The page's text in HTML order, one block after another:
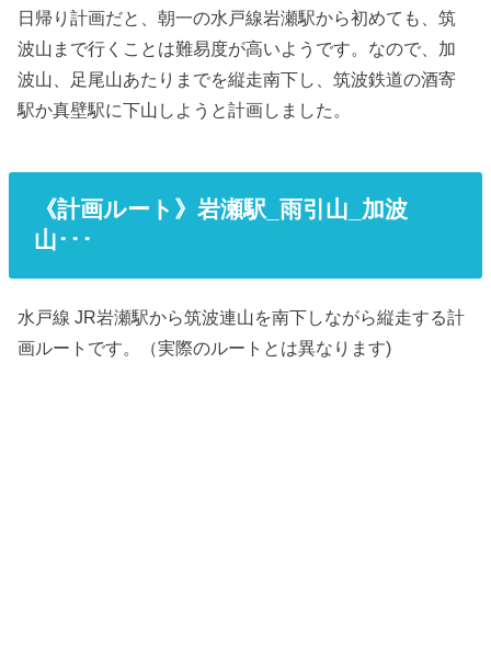
日帰り計画だと、朝一の水戸線岩瀬駅から初めても、筑
波山まで行くことは難易度が高いようです。なので、加
波山、足尾山あたりまでを縦走南下し、筑波鉄道の酒寄
駅か真壁駅に下山しようと計画しました。
《計画ルート》岩瀬駅_雨引山_加波
山･･･
水戸線 JR岩瀬駅から筑波連山を南下しながら縦走する計
画ルートです。（実際のルートとは異なります)